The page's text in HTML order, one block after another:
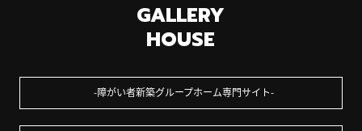
GALLERY
HOUSE
障がい者新築グループホーム専門サイト